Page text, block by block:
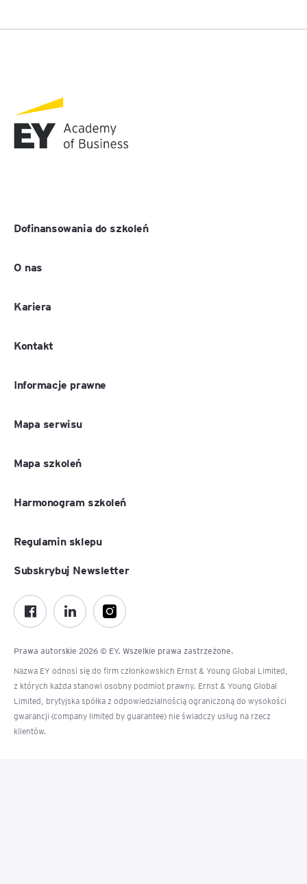
Dofinansowania do szkoleń
O nas
Kariera
Kontakt
Informacje prawne
Mapa serwisu
Mapa szkoleń
Harmonogram szkoleń
Regulamin sklepu
Prawa autorskie 2026 © EY. Wszelkie prawa zastrzeżone.
Nazwa EY odnosi się do firm członkowskich Ernst & Young Global Limited,
z których każda stanowi osobny podmiot prawny. Ernst & Young Global
Limited, brytyjska spółka z odpowiedzialnością ograniczoną do wysokości
gwarancji (company limited by guarantee) nie świadczy usług na rzecz
klientów.
Subskrybuj Newsletter